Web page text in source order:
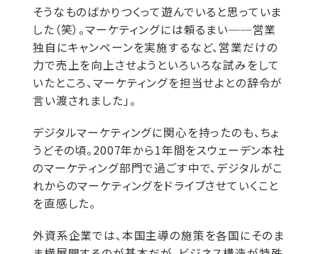
そうなものばかりつくって遊んでいると思っていま
した（笑）。マーケティングには頼るまい──営業
独自にキャンペーンを実施するなど、営業だけの
力で売上を向上させようといろいろな試みをして
いたところ、マーケティングを担当せよとの辞令が
言い渡されました」。
デジタルマーケティングに関心を持ったのも、ちょ
うどその頃。2007年から1年間をスウェーデン本社
のマーケティング部門で過ごす中で、デジタルがこ
れからのマーケティングをドライブさせていくこと
を直感した。
外資系企業では、本国主導の施策を各国にそのま